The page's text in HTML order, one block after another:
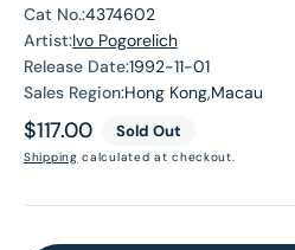
Cat No.:4374602
Artist:Ivo Pogorelich
Release Date:1992-11-01
Sales Region:Hong Kong,Macau
Regular
price
$117.00 Sold Out
Shipping calculated at checkout.